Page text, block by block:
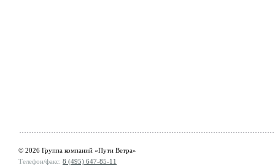
© 2026 Группа компаний «Пути Ветра»
Телефон/факс: 8 (495) 647-85-11